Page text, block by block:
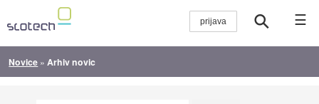
☰
Novice » Arhiv novic